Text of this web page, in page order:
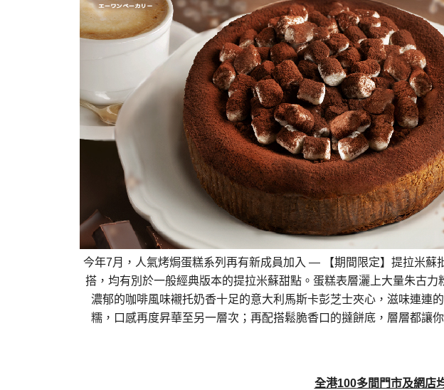
今年7月，人氣烤焗蛋糕系列再有新成員加入 — 【期間限定】提拉米蘇
搭，均有別於一般經典版本的提拉米蘇甜點。蛋糕表層灑上大量朱古
濃郁的咖啡風味襯托奶香十足的意大利馬斯卡彭芝士夾心，滋味連連
糯，口感再度昇華至另一層次；再配搭鬆脆香口的撻餅底，層層都讓
全港100多間門市及網店